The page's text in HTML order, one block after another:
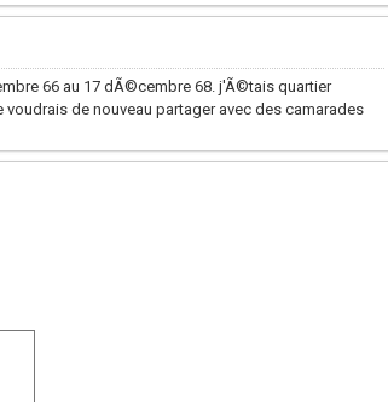
66 au 17 dÃ©cembre 68. j'Ã©tais quartier
de nouveau partager avec des camarades